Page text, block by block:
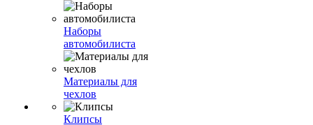
Наборы
автомобилиста
Материалы для
чехлов
Клипсы